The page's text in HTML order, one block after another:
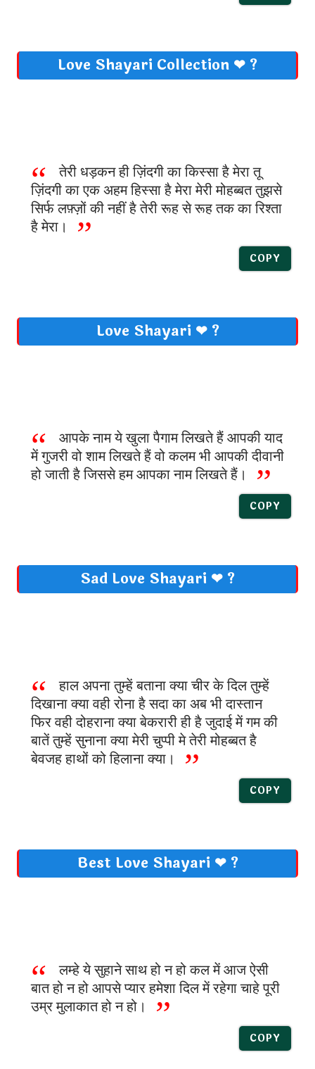
Love Shayari Collection ❤ ?
तेरी धड़कन ही ज़िंदगी का किस्सा है मेरा तू
ज़िंदगी का एक अहम हिस्सा है मेरा मेरी मोहब्बत तुझसे
सिर्फ लफ़्ज़ों की नहीं है तेरी रूह से रूह तक का रिश्ता
है मेरा।
COPY
Love Shayari ❤ ?
आपके नाम ये खुला पैगाम लिखते हैं आपकी याद
में गुजरी वो शाम लिखते हैं वो कलम भी आपकी दीवानी
हो जाती है जिससे हम आपका नाम लिखते हैं।
COPY
Sad Love Shayari ❤ ?
हाल अपना तुम्हें बताना क्या चीर के दिल तुम्हें
दिखाना क्या वही रोना है सदा का अब भी दास्तान
फिर वही दोहराना क्या बेकरारी ही है जुदाई में गम की
बातें तुम्हें सुनाना क्या मेरी चुप्पी मे तेरी मोहब्बत है
बेवजह हाथों को हिलाना क्या।
COPY
Best Love Shayari ❤ ?
लम्हे ये सुहाने साथ हो न हो कल में आज ऐसी
बात हो न हो आपसे प्यार हमेशा दिल में रहेगा चाहे पूरी
उम्र मुलाकात हो न हो।
COPY